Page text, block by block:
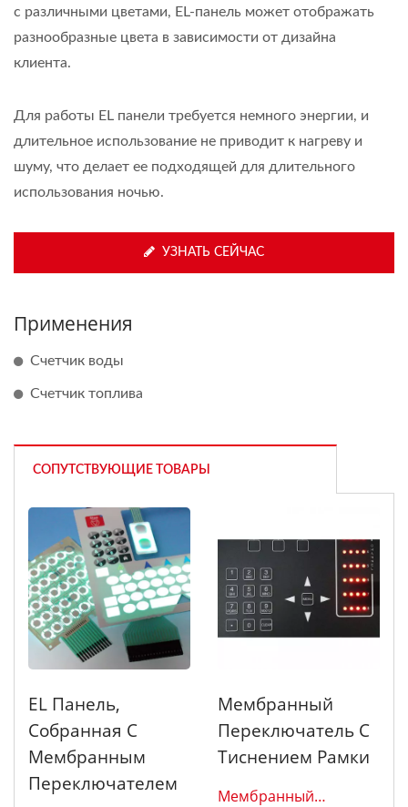
с различными цветами, EL-панель может отображать
разнообразные цвета в зависимости от дизайна
клиента.
Для работы EL панели требуется немного энергии, и
длительное использование не приводит к нагреву и
шуму, что делает ее подходящей для длительного
использования ночью.
УЗНАТЬ СЕЙЧАС
Применения
Счетчик воды
Счетчик топлива
СОПУТСТВУЮЩИЕ ТОВАРЫ
EL Панель,
Собранная С
Мембранным
Переключателем
Мембранный
Переключатель С
Тиснением Рамки
Мембранный